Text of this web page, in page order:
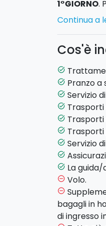
1°GIORNO.
orientale
Monti
2° GIORNO
-fessura
Lamponi".
3°GIORNO.
egitto -
escursione
3000 mt.
4°GIORNO.
Continua a
Cos'è
task_alt
task_alt Pranzo a
task_alt Servizio
task_alt Trasporti
task_alt Trasporti
task_alt Trasporti
task_alt Servizio
task_alt
task_alt La
remove_circle_outline Volo.
remove_circle_outline
bagagli in
di ingresso